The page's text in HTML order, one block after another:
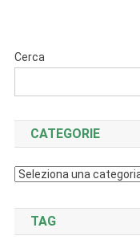
Cerca
CATEGORIE
Categorie
TAG